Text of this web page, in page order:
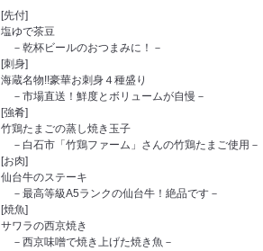
[先付]
塩ゆで茶豆
－乾杯ビールのおつまみに！－
[刺身]
海蔵名物!!豪華お刺身４種盛り
－市場直送！鮮度とボリュームが自慢－
[強肴]
竹鶏たまごの蒸し焼き玉子
－白石市「竹鶏ファーム」さんの竹鶏たまご使用－
[お肉]
仙台牛のステーキ
－最高等級A5ランクの仙台牛！絶品です－
[焼魚]
サワラの西京焼き
－西京味噌で焼き上げた焼き魚－